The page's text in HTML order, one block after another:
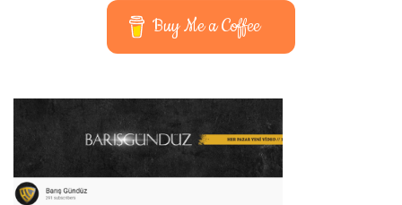
Buy Me a Coffee